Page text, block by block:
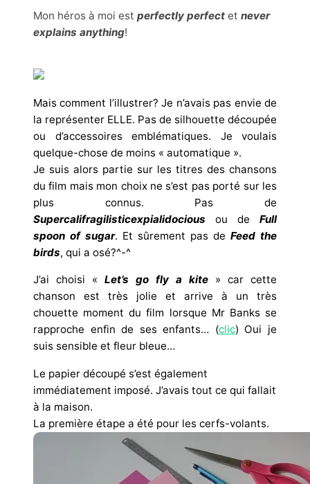
Mon héros à moi est perfectly perfect et never
explains anything!
Mais comment l’illustrer? Je n’avais pas envie de
la représenter ELLE. Pas de silhouette découpée
ou d’accessoires emblématiques. Je voulais
quelque-chose de moins « automatique ».
Je suis alors partie sur les titres des chansons
du film mais mon choix ne s’est pas porté sur les
plus connus. Pas de
Supercalifragilisticexpialidocious
ou de Full
spoon of sugar. Et sûrement pas de Feed the
birds, qui a osé?^-^
J’ai choisi « Let’s go fly a kite » car cette
chanson est très jolie et arrive à un très
chouette moment du film lorsque Mr Banks se
rapproche enfin de ses enfants… (clic) Oui je
suis sensible et fleur bleue…
Le papier découpé s’est également
immédiatement imposé. J’avais tout ce qui fallait
à la maison.
La première étape a été pour les cerfs-volants.